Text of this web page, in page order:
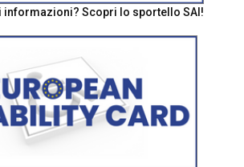
informazioni? Scopri lo sportello SAI!